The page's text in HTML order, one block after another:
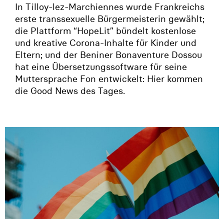
In Tilloy-lez-Marchiennes wurde Frankreichs
erste transsexuelle Bürgermeisterin gewählt;
die Plattform “HopeLit” bündelt kostenlose
und kreative Corona-Inhalte für Kinder und
Eltern; und der Beniner Bonaventure Dossou
hat eine Übersetzungssoftware für seine
Muttersprache Fon entwickelt: Hier kommen
die Good News des Tages.